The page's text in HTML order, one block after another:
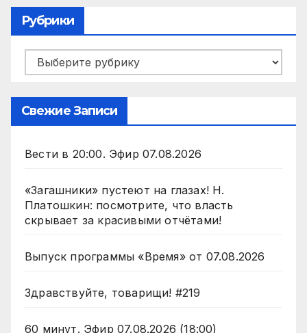
Рубрики
Рубрики
Свежие Записи
Вести в 20:00. Эфир 07.08.2026
«Загашники» пустеют на глазах! Н.
Платошкин: посмотрите, что власть
скрывает за красивыми отчётами!
Выпуск программы «Время» от 07.08.2026
Здравствуйте, товарищи! #219
60 минут. Эфир 07.08.2026 (18:00)